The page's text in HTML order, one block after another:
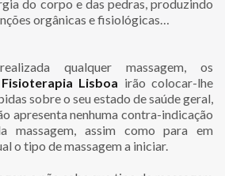
do corpo e das pedras, produzindo
orgânicas e fisiológicas…
qualquer massagem, os
Fisioterapia Lisboa irão colocar-lhe
sobre o seu estado de saúde geral,
apresenta nenhuma contra-indicação
massagem, assim como para em
o tipo de massagem a iniciar.